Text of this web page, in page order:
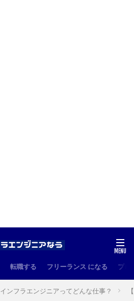
転職する フリーランス になる プロ
インフラエンジニアってどんな仕事？